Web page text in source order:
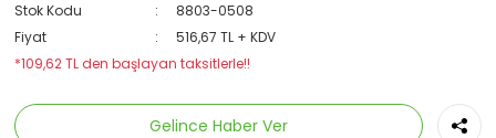
Stok Kodu
8803-0508
Fiyat
516,67 TL + KDV
*109,62 TL den başlayan taksitlerle!!
Gelince Haber Ver